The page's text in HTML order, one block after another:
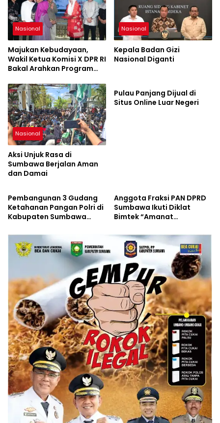
Nasional
Majukan Kebudayaan,
Wakil Ketua Komisi X DPR RI
Bakal Arahkan Program
Nasional
Kepala Badan Gizi
Nasional Diganti
Nasional
Aksi Unjuk Rasa di
Sumbawa Berjalan Aman
dan Damai
Pulau Panjang Dijual di
Situs Online Luar Negeri
Ekonomi
Pembangunan 3 Gudang
Ketahanan Pangan Polri di
Kabupaten Sumbawa
Anggota Fraksi PAN DPRD
Sumbawa Ikuti Diklat
Bimtek “Amanat